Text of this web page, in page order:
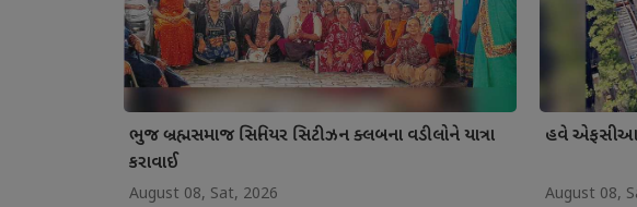
ભુજ બ્રહ્મસમાજ સિનિયર સિટીઝન ક્લબના વડીલોને યાત્રા
કરાવાઈ
August 08, Sat, 2026
હવે
August 08,